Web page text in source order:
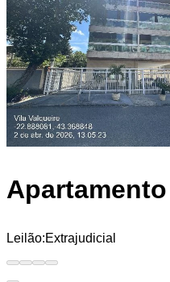
Apartamento
Leilão:Extrajudicial